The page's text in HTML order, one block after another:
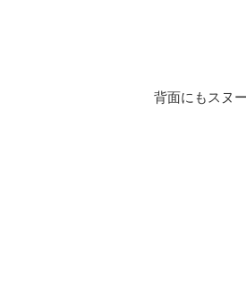
背面にもスヌ